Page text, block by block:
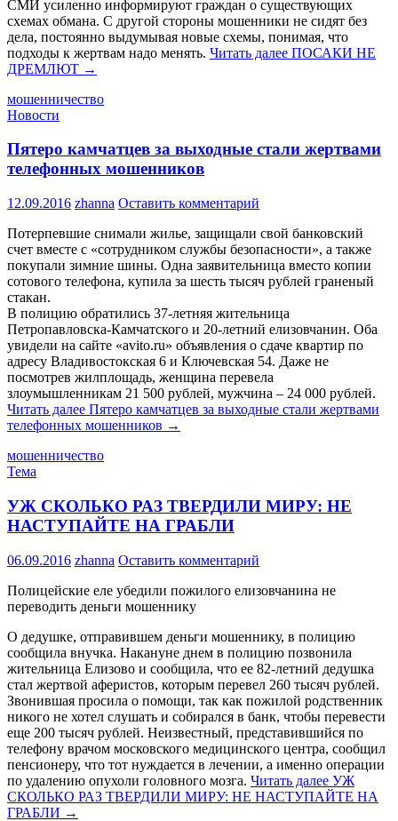
СМИ усиленно информируют граждан о существующих
схемах обмана. С другой стороны мошенники не сидят без
дела, постоянно выдумывая новые схемы, понимая, что
подходы к жертвам надо менять. Читать далее ПОСАКИ НЕ
ДРЕМЛЮТ →
мошенничество
Новости
Пятеро камчатцев за выходные стали жертвами
телефонных мошенников
12.09.2016 zhanna Оставить комментарий
Потерпевшие снимали жилье, защищали свой банковский
счет вместе с «сотрудником службы безопасности», а также
покупали зимние шины. Одна заявительница вместо копии
сотового телефона, купила за шесть тысяч рублей граненый
стакан.
В полицию обратились 37-летняя жительница
Петропавловска-Камчатского и 20-летний елизовчанин. Оба
увидели на сайте «avito.ru» объявления о сдаче квартир по
адресу Владивостокская 6 и Ключевская 54. Даже не
посмотрев жилплощадь, женщина перевела
злоумышленникам 21 500 рублей, мужчина – 24 000 рублей.
Читать далее Пятеро камчатцев за выходные стали жертвами
телефонных мошенников →
мошенничество
Тема
УЖ СКОЛЬКО РАЗ ТВЕРДИЛИ МИРУ: НЕ
НАСТУПАЙТЕ НА ГРАБЛИ
06.09.2016 zhanna Оставить комментарий
Полицейские еле убедили пожилого елизовчанина не
переводить деньги мошеннику
О дедушке, отправившем деньги мошеннику, в полицию
сообщила внучка. Накануне днем в полицию позвонила
жительница Елизово и сообщила, что ее 82-летний дедушка
стал жертвой аферистов, которым перевел 260 тысяч рублей.
Звонившая просила о помощи, так как пожилой родственник
никого не хотел слушать и собирался в банк, чтобы перевести
еще 200 тысяч рублей. Неизвестный, представившийся по
телефону врачом московского медицинского центра, сообщил
пенсионеру, что тот нуждается в лечении, а именно операции
по удалению опухоли головного мозга. Читать далее УЖ
СКОЛЬКО РАЗ ТВЕРДИЛИ МИРУ: НЕ НАСТУПАЙТЕ НА
ГРАБЛИ →